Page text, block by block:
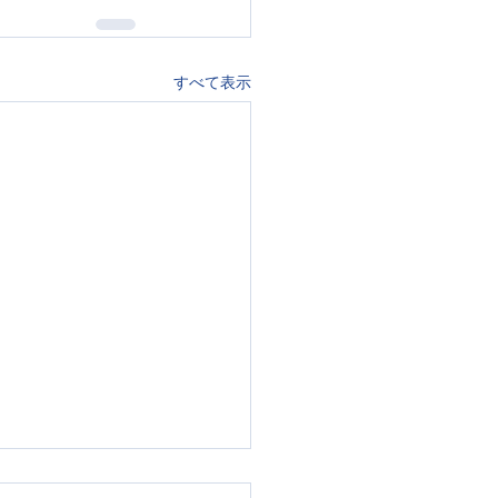
すべて表示
療育が教えてくれる、